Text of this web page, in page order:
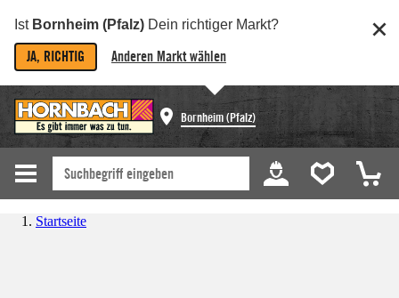
Ist Bornheim (Pfalz) Dein richtiger Markt?
JA, RICHTIG Anderen Markt wählen
Bornheim (Pfalz)
Startseite